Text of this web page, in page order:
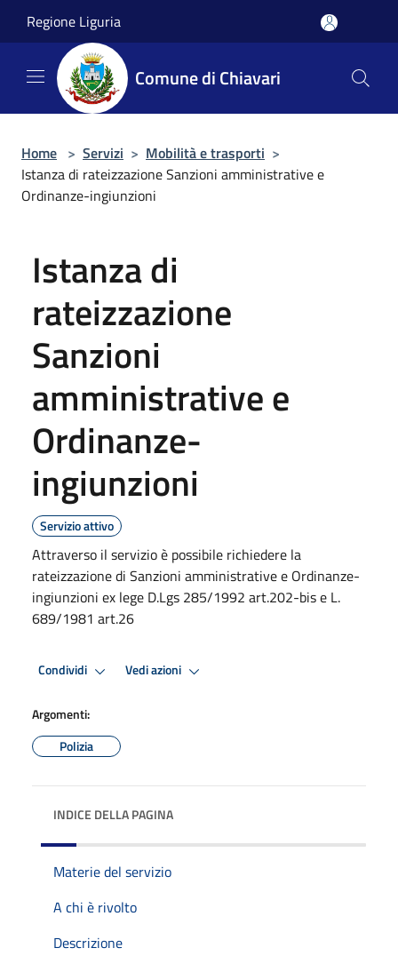
Regione Liguria
Comune di Chiavari
Home > Servizi > Mobilità e trasporti >
Istanza di rateizzazione Sanzioni amministrative e
Ordinanze-ingiunzioni
Istanza di
rateizzazione
Sanzioni
amministrative e
Ordinanze-
ingiunzioni
Servizio attivo
Attraverso il servizio è possibile richiedere la
rateizzazione di Sanzioni amministrative e Ordinanze-
ingiunzioni ex lege D.Lgs 285/1992 art.202-bis e L.
689/1981 art.26
Condividi Vedi azioni
Argomenti:
Polizia
INDICE DELLA PAGINA
Materie del servizio
A chi è rivolto
Descrizione